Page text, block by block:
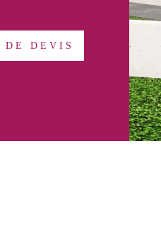
DE DEVIS